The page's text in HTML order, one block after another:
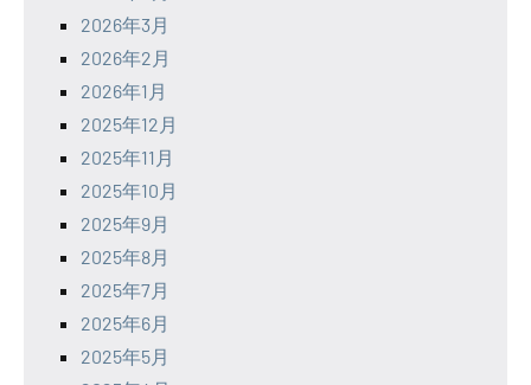
2026年3月
2026年2月
2026年1月
2025年12月
2025年11月
2025年10月
2025年9月
2025年8月
2025年7月
2025年6月
2025年5月